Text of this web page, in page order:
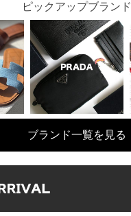
ピックアップブランド
ブランド一覧を見る